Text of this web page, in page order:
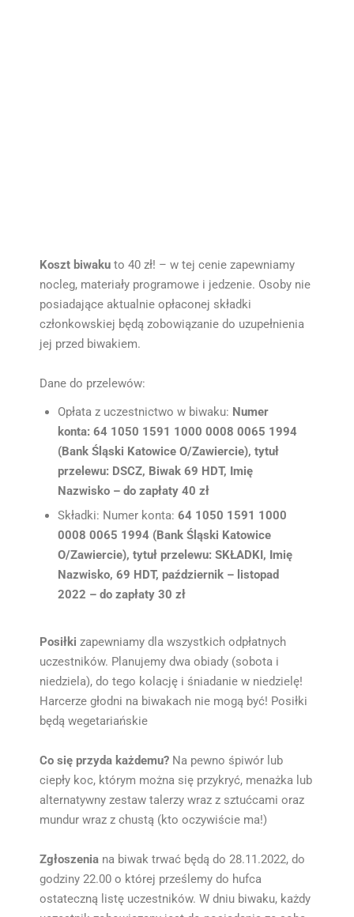
Koszt biwaku to 40 zł! – w tej cenie zapewniamy
nocleg, materiały programowe i jedzenie. Osoby nie
posiadające aktualnie opłaconej składki
członkowskiej będą zobowiązanie do uzupełnienia
jej przed biwakiem.
Dane do przelewów:
Opłata z uczestnictwo w biwaku: Numer
konta: 64 1050 1591 1000 0008 0065 1994
(Bank Śląski Katowice O/Zawiercie), tytuł
przelewu: DSCZ, Biwak 69 HDT, Imię
Nazwisko – do zapłaty 40 zł
Składki: Numer konta: 64 1050 1591 1000
0008 0065 1994 (Bank Śląski Katowice
O/Zawiercie), tytuł przelewu: SKŁADKI, Imię
Nazwisko, 69 HDT, październik – listopad
2022 – do zapłaty 30 zł
Posiłki zapewniamy dla wszystkich odpłatnych
uczestników. Planujemy dwa obiady (sobota i
niedziela), do tego kolację i śniadanie w niedzielę!
Harcerze głodni na biwakach nie mogą być! Posiłki
będą wegetariańskie
Co się przyda każdemu? Na pewno śpiwór lub
ciepły koc, którym można się przykryć, menażka lub
alternatywny zestaw talerzy wraz z sztućcami oraz
mundur wraz z chustą (kto oczywiście ma!)
Zgłoszenia na biwak trwać będą do 28.11.2022, do
godziny 22.00 o której prześlemy do hufca
ostateczną listę uczestników. W dniu biwaku, każdy